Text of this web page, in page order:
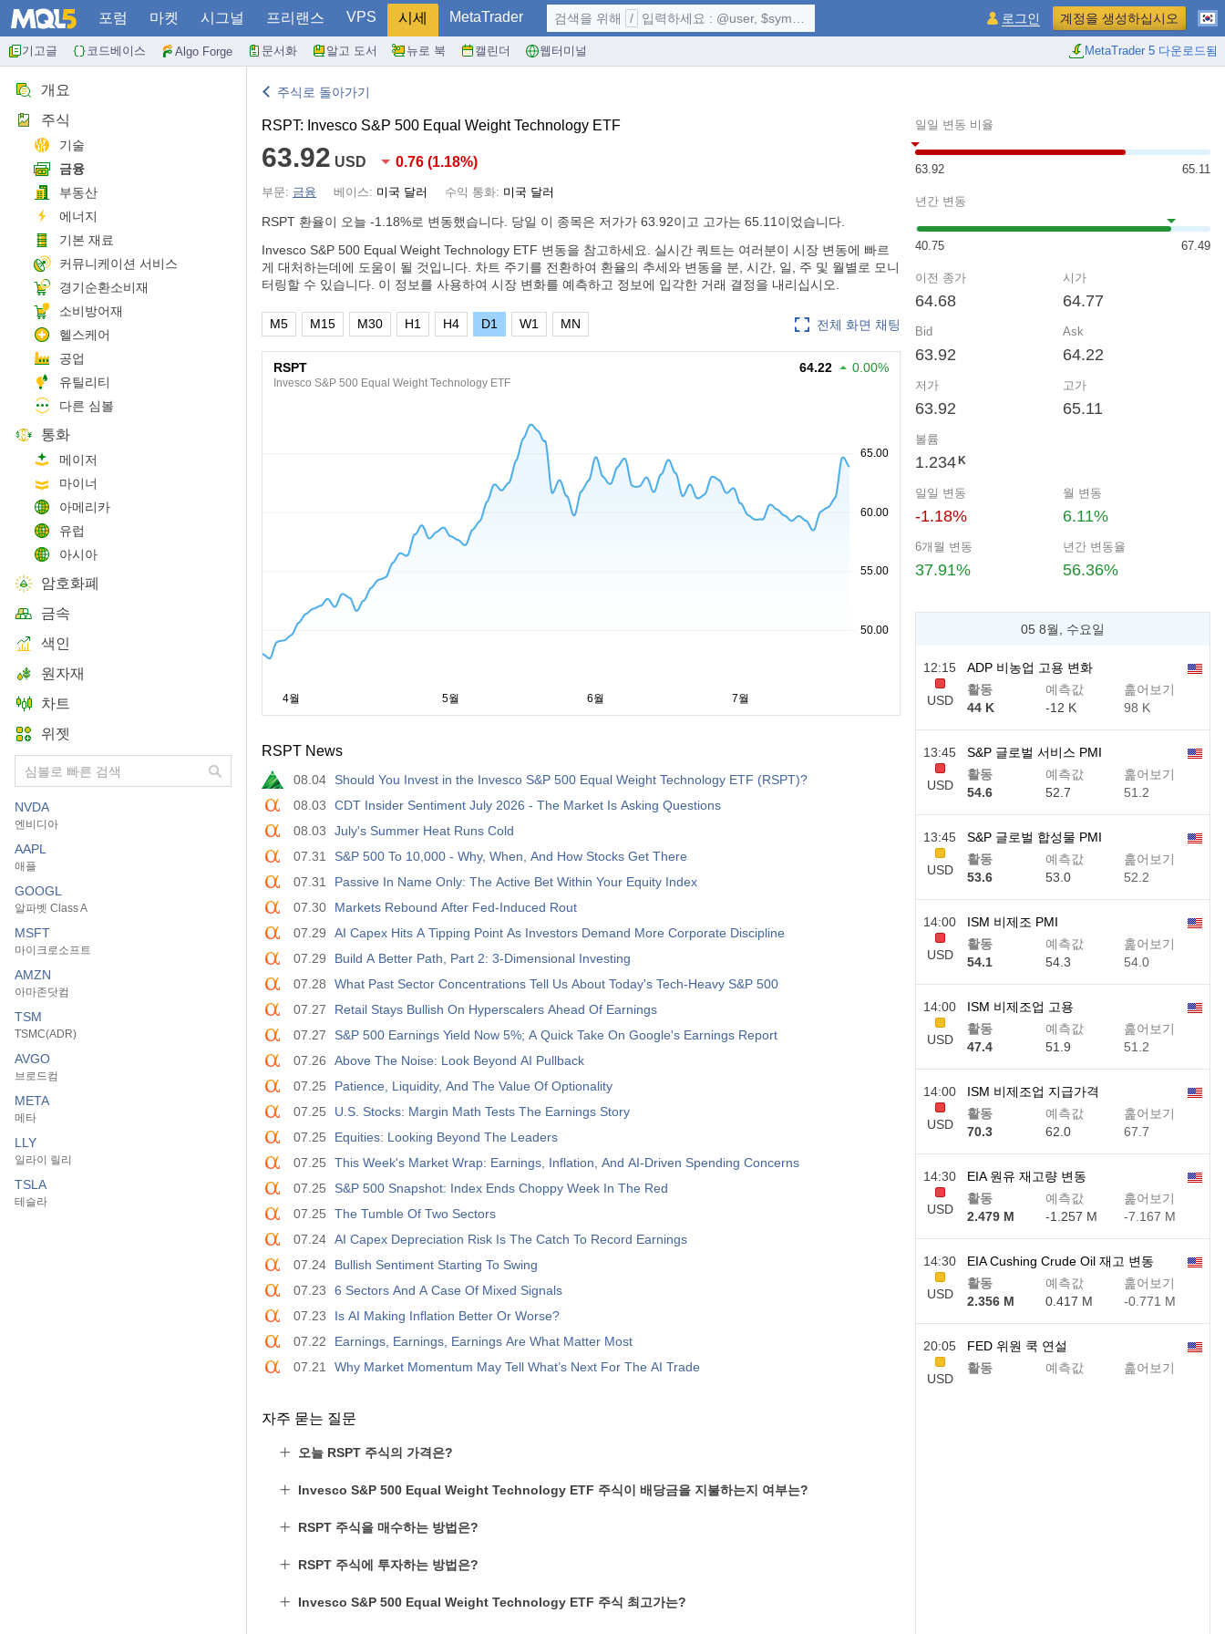
포럼 마켓 시그널 프리랜스 VPS 시세 MetaTrader
기고글 코드베이스 Algo Forge 문서화 알고 도서 뉴로 북 캘린더 웹터미널 MetaTrader 5 다운로드됨
검색을 위해 / 입력하세요 : @user, $symbol, ... 로그인 계정을 생성하십시오
개요
주식
기술
금융
부동산
에너지
기본 재료
커뮤니케이션 서비스
경기순환소비재
소비방어재
헬스케어
공업
유틸리티
다른 심볼
통화
메이저
마이너
아메리카
유럽
아시아
암호화폐
금속
색인
원자재
차트
위젯
NVDA
엔비디아
AAPL
애플
GOOGL
알파벳 Class A
MSFT
마이크로소프트
AMZN
아마존닷컴
TSM
TSMC(ADR)
AVGO
브로드컴
META
메타
LLY
일라이 릴리
TSLA
테슬라
주식로 돌아가기
RSPT: Invesco S&P 500 Equal Weight Technology ETF
63.92 USD 0.76 (1.18%)
부문: 금융 베이스: 미국 달러 수익 통화: 미국 달러
RSPT 환율이 오늘 -1.18%로 변동했습니다. 당일 이 종목은 저가가 63.92이고 고가는 65.11이었습니다.
Invesco S&P 500 Equal Weight Technology ETF 변동을 참고하세요. 실시간 쿼트는 여러분이 시장 변동에 빠르
게 대처하는데에 도움이 될 것입니다. 차트 주기를 전환하여 환율의 추세와 변동을 분, 시간, 일, 주 및 월별로 모니
터링할 수 있습니다. 이 정보를 사용하여 시장 변화를 예측하고 정보에 입각한 거래 결정을 내리십시오.
전체 화면 채팅
M5 M15 M30 H1 H4 D1 W1 MN
RSPT
Invesco S&P 500 Equal Weight Technology ETF
64.22 0.00%
RSPT News
08.04
Should You Invest in the Invesco S&P 500 Equal Weight Technology ETF (RSPT)?
08.03
CDT Insider Sentiment July 2026 - The Market Is Asking Questions
08.03
July's Summer Heat Runs Cold
07.31
S&P 500 To 10,000 - Why, When, And How Stocks Get There
07.31
Passive In Name Only: The Active Bet Within Your Equity Index
07.30
Markets Rebound After Fed-Induced Rout
07.29
AI Capex Hits A Tipping Point As Investors Demand More Corporate Discipline
07.29
Build A Better Path, Part 2: 3-Dimensional Investing
07.28
What Past Sector Concentrations Tell Us About Today's Tech-Heavy S&P 500
07.27
Retail Stays Bullish On Hyperscalers Ahead Of Earnings
07.27
S&P 500 Earnings Yield Now 5%; A Quick Take On Google's Earnings Report
07.26
Above The Noise: Look Beyond AI Pullback
07.25
Patience, Liquidity, And The Value Of Optionality
07.25
U.S. Stocks: Margin Math Tests The Earnings Story
07.25
Equities: Looking Beyond The Leaders
07.25
This Week's Market Wrap: Earnings, Inflation, And AI-Driven Spending Concerns
07.25
S&P 500 Snapshot: Index Ends Choppy Week In The Red
07.25
The Tumble Of Two Sectors
07.24 AI Capex Depreciation Risk Is The Catch To Record Earnings
07.24
Bullish Sentiment Starting To Swing
07.23
6 Sectors And A Case Of Mixed Signals
07.23
Is AI Making Inflation Better Or Worse?
07.22
Earnings, Earnings, Earnings Are What Matter Most
07.21
Why Market Momentum May Tell What’s Next For The AI Trade
자주 묻는 질문
오늘 RSPT 주식의 가격은?
Invesco S&P 500 Equal Weight Technology ETF 주식이 배당금을 지불하는지 여부는?
RSPT 주식을 매수하는 방법은?
RSPT 주식에 투자하는 방법은?
Invesco S&P 500 Equal Weight Technology ETF 주식 최고가는?
일일 변동 비율
63.92 65.11
년간 변동
40.75 67.49
이전 종가
64.68
시가
64.77
Bid
63.92
Ask
64.22
저가
63.92
고가
65.11
볼륨
1.234 K
일일 변동
-1.18%
월 변동
6.11%
6개월 변동
37.91%
년간 변동율
56.36%
05 8월, 수요일
12:15
USD
ADP 비농업 고용 변화
활동
44 K
예측값
-12 K
훑어보기
98 K
13:45
USD
S&P 글로벌 서비스 PMI
활동
54.6
예측값
52.7
훑어보기
51.2
13:45
USD
S&P 글로벌 합성물 PMI
활동
53.6
예측값
53.0
훑어보기
52.2
14:00
USD
ISM 비제조 PMI
활동
54.1
예측값
54.3
훑어보기
54.0
14:00
USD
ISM 비제조업 고용
활동
47.4
예측값
51.9
훑어보기
51.2
14:00
USD
ISM 비제조업 지급가격
활동
70.3
예측값
62.0
훑어보기
67.7
14:30
USD
EIA 원유 재고량 변동
활동
2.479 M
예측값
-1.257 M
훑어보기
-7.167 M
14:30
USD
EIA Cushing Crude Oil 재고 변동
활동
2.356 M
예측값
0.417 M
훑어보기
-0.771 M
20:05
USD
FED 위원 쿡 연설
활동
예측값 훑어보기